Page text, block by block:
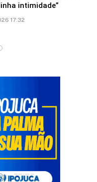
intimidade”
17:32